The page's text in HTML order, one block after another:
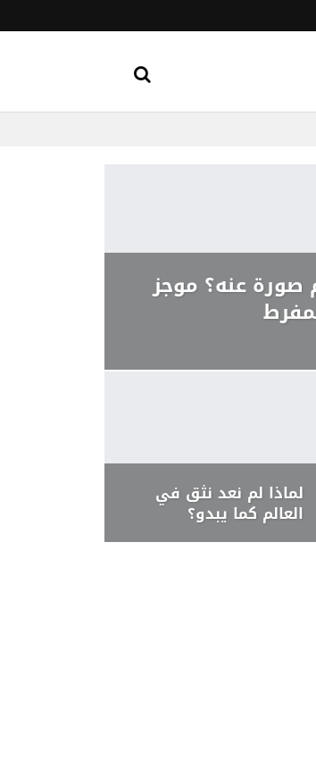
عنه؟ موجز
لماذا لم نعد نثق في
العالم كما يبدو؟